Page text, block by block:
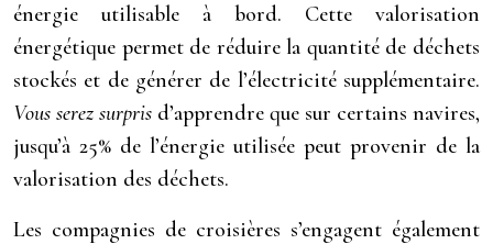
énergie utilisable à bord. Cette valorisation
énergétique permet de réduire la quantité de déchets
stockés et de générer de l’électricité supplémentaire.
Vous serez surpris d’apprendre que sur certains navires,
jusqu’à 25% de l’énergie utilisée peut provenir de la
valorisation des déchets.
Les compagnies de croisières s’engagent également